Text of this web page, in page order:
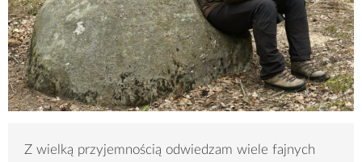
Z wielką przyjemnością odwiedzam wiele fajnych